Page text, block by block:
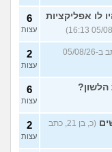
7
עצות
5
עצות
9
עצות
5
עצות
לו אפליקציות
6
עצות
(בן אדם, בן 18, כתב ב-05/08/26
2
עצות
6
עצות
(כ, בן 21, כתב
2
עצות